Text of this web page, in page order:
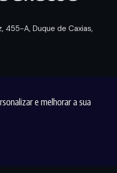
e melhorar a sua
455-A, Duque de Caxias,